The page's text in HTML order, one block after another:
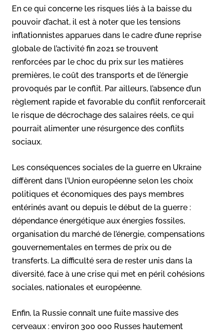
En ce qui concerne les risques liés à la baisse du
pouvoir d’achat, il est à noter que les tensions
inflationnistes apparues dans le cadre d’une reprise
globale de l’activité fin 2021 se trouvent
renforcées par le choc du prix sur les matières
premières, le coût des transports et de l’énergie
provoqués par le conflit. Par ailleurs, l’absence d’un
règlement rapide et favorable du conflit renforcerait
le risque de décrochage des salaires réels, ce qui
pourrait alimenter une résurgence des conflits
sociaux.
Les conséquences sociales de la guerre en Ukraine
diffèrent dans l’Union européenne selon les choix
politiques et économiques des pays membres
entérinés avant ou depuis le début de la guerre :
dépendance énergétique aux énergies fossiles,
organisation du marché de l’énergie, compensations
gouvernementales en termes de prix ou de
transferts. La difficulté sera de rester unis dans la
diversité, face à une crise qui met en péril cohésions
sociales, nationales et européenne.
Enfin, la Russie connaît une fuite massive des
cerveaux : environ 300 000 Russes hautement